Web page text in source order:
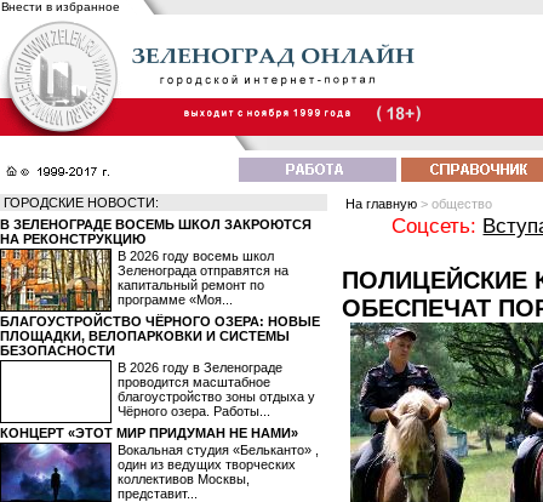
Внести в избранное
ГОРОДСКИЕ НОВОСТИ:
В ЗЕЛЕНОГРАДЕ ВОСЕМЬ ШКОЛ ЗАКРОЮТСЯ
НА РЕКОНСТРУКЦИЮ
В 2026 году восемь школ
Зеленограда отправятся на
капитальный ремонт по
программе «Моя...
БЛАГОУСТРОЙСТВО ЧЁРНОГО ОЗЕРА: НОВЫЕ
ПЛОЩАДКИ, ВЕЛОПАРКОВКИ И СИСТЕМЫ
БЕЗОПАСНОСТИ
В 2026 году в Зеленограде
проводится масштабное
благоустройство зоны отдыха у
Чёрного озера. Работы...
КОНЦЕРТ «ЭТОТ МИР ПРИДУМАН НЕ НАМИ»
Вокальная студия «Бельканто» ,
один из ведущих творческих
коллективов Москвы,
представит...
На главную > общество
Соцсеть:
ПОЛИЦЕЙСКИЕ
ОБЕСПЕЧАТ